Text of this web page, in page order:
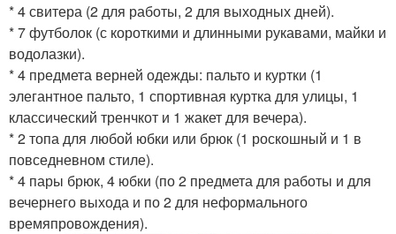
* 4 свитера (2 для работы, 2 для выходных дней).
* 7 футболок (с короткими и длинными рукавами, майки и
водолазки).
* 4 предмета верней одежды: пальто и куртки (1
элегантное пальто, 1 спортивная куртка для улицы, 1
классический тренчкот и 1 жакет для вечера).
* 2 топа для любой юбки или брюк (1 роскошный и 1 в
повседневном стиле).
* 4 пары брюк, 4 юбки (по 2 предмета для работы и для
вечернего выхода и по 2 для неформального
времяпровождения).